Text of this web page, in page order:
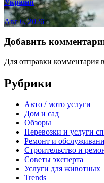
України
Авг 6, 2026
Добавить
Для отправки комментария
Рубрики
Авто / мото услуги
Дом и сад
Обзоры
Перевозки и услуги
Ремонт и
Строительство и
Советы эксперта
Услуги для животных
Trends